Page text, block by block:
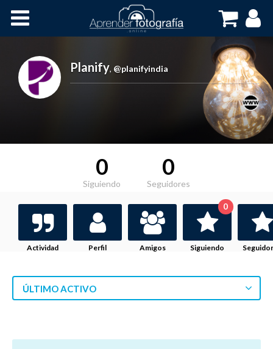
Cursos OnLine
Planify, @planifyindia
0
Siguiendo
0
Seguidores
Actividad Perfil Amigos Siguiendo
0
ÚLTIMO ACTIVO